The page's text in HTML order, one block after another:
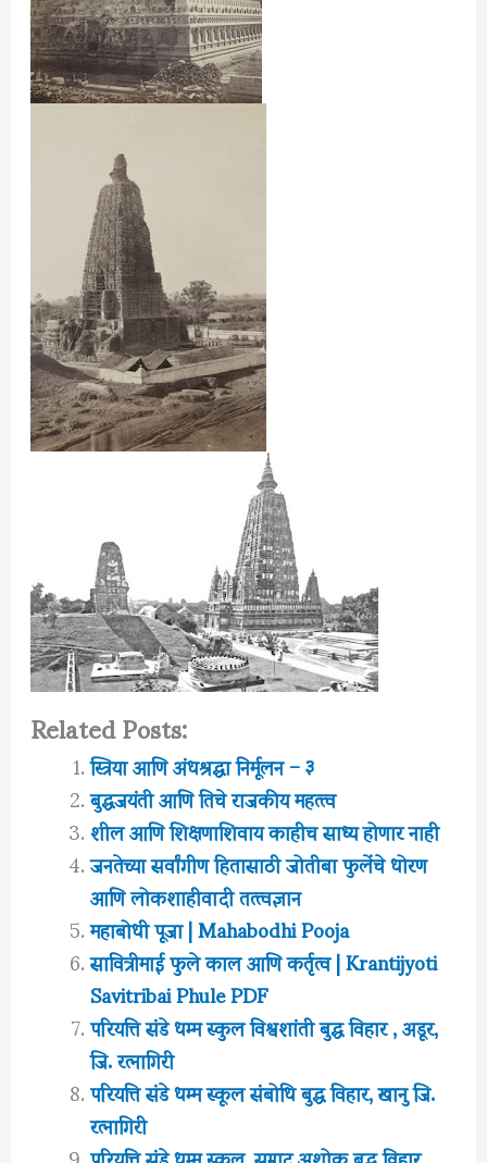
Related Posts:
स्त्रिया आणि अंधश्रद्धा निर्मूलन – ३
बुद्धजयंती आणि तिचे राजकीय महत्त्व
शील आणि शिक्षणाशिवाय काहीच साध्य होणार नाही
जनतेच्या सर्वांगीण हितासाठी जोतीबा फुलेंचे धोरण
आणि लोकशाहीवादी तत्त्वज्ञान
महाबोधी पूजा | Mahabodhi Pooja
सावित्रीमाई फुले काल आणि कर्तृत्व | Krantijyoti
Savitribai Phule PDF
परियत्ति संडे धम्म स्कुल विश्वशांती बुद्ध विहार , अडूर,
जि. रत्नागिरी
परियत्ति संडे धम्म स्कूल संबोधि बुद्ध विहार, खानु जि.
रत्नागिरी